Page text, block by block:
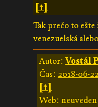
[↑]
Tak prečo to ešte
venezuelská
Autor:Vostál
Čas: 2018-06-
[↑]
Web: neuveden